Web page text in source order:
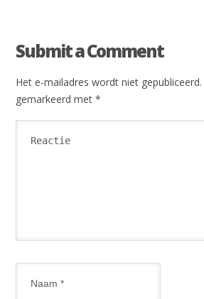
Submit a Comment
Het e-mailadres wordt niet gepubliceerd.
gemarkeerd met*